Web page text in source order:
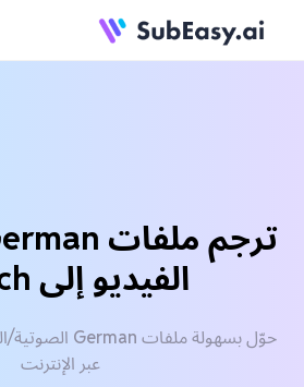
الفيديو إلى French
عبر الإنترنت